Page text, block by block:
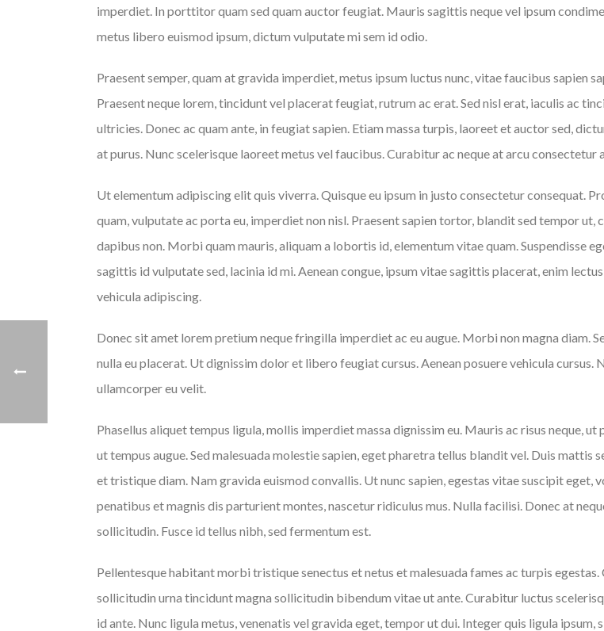
imperdiet. In porttitor quam sed quam auctor feugiat. Mauris sagittis neque vel ipsum
metus libero euismod ipsum, dictum vulputate mi sem id odio.
Praesent semper, quam at gravida imperdiet, metus ipsum luctus nunc, vitae faucibus sapien
Praesent neque lorem, tincidunt vel placerat feugiat, rutrum ac erat. Sed nisl erat, iaculis ac
ultricies. Donec ac quam ante, in feugiat sapien. Etiam massa turpis, laoreet et auctor sed,
at purus. Nunc scelerisque laoreet metus vel faucibus. Curabitur ac neque at arcu consectetur
Ut elementum adipiscing elit quis viverra. Quisque eu ipsum in justo consectetur consequat.
quam, vulputate ac porta eu, imperdiet non nisl. Praesent sapien tortor, blandit sed tempor
dapibus non. Morbi quam mauris, aliquam a lobortis id, elementum vitae quam. Suspendisse
sagittis id vulputate sed, lacinia id mi. Aenean congue, ipsum vitae sagittis placerat, enim
vehicula adipiscing.
Donec sit amet lorem pretium neque fringilla imperdiet ac eu augue. Morbi non magna diam.
nulla eu placerat. Ut dignissim dolor et libero feugiat cursus. Aenean posuere vehicula
ullamcorper eu velit.
Phasellus aliquet tempus ligula, mollis imperdiet massa dignissim eu. Mauris ac risus neque,
ut tempus augue. Sed malesuada molestie sapien, eget pharetra tellus blandit vel. Duis
et tristique diam. Nam gravida euismod convallis. Ut nunc sapien, egestas vitae suscipit
penatibus et magnis dis parturient montes, nascetur ridiculus mus. Nulla facilisi. Donec at
sollicitudin. Fusce id tellus nibh, sed fermentum est.
Pellentesque habitant morbi tristique senectus et netus et malesuada fames ac turpis
sollicitudin urna tincidunt magna sollicitudin bibendum vitae ut ante. Curabitur luctus
id ante. Nunc ligula metus, venenatis vel gravida eget, tempor ut dui. Integer quis ligula